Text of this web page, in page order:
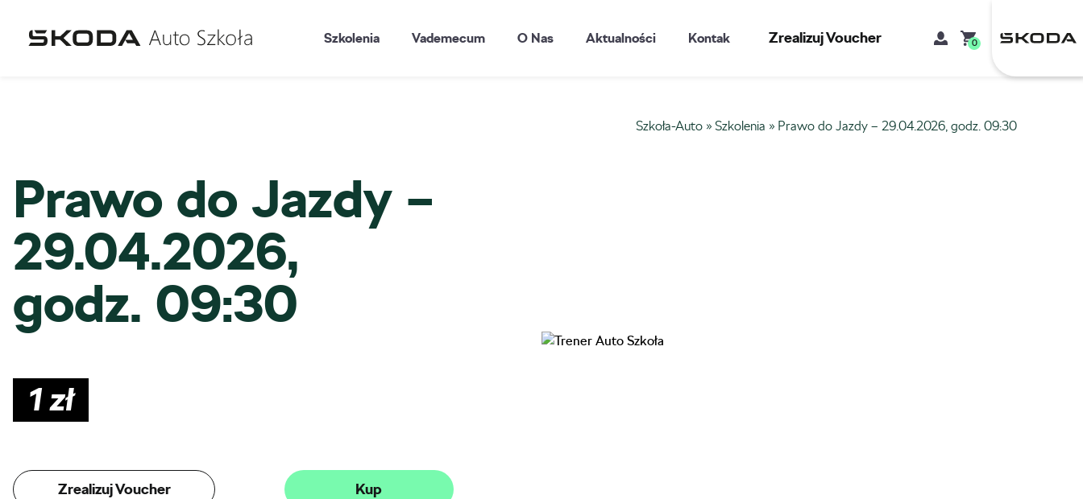
Szkolenia Vademecum O Nas Aktualności Kontakt Zrealizuj Voucher 0
Szkoła-Auto »Szkolenia » Prawo do Jazdy – 29.04.2026, godz. 09:30
Prawo do Jazdy –
29.04.2026,
godz. 09:30
1zł
Zrealizuj Voucher Kup